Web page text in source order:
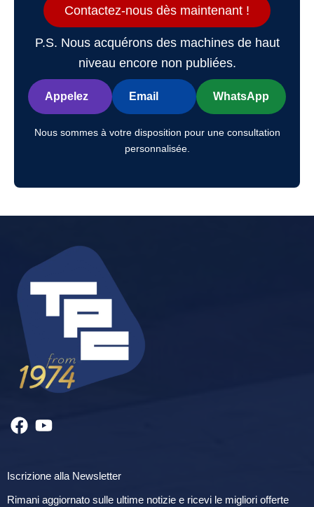
Contactez-nous dès maintenant !
P.S. Nous acquérons des machines de haut
niveau encore non publiées.
Appelez Email WhatsApp
Nous sommes à votre disposition pour une consultation
personnalisée.
Iscrizione alla Newsletter
Rimani aggiornato sulle ultime notizie e ricevi le migliori offerte